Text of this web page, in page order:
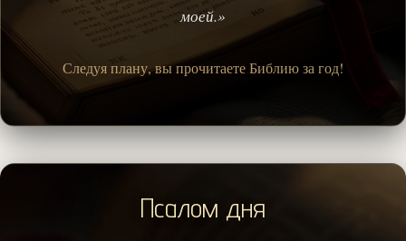
моей.»
Следуя плану, вы прочитаете Библию за год!
Псалом дня